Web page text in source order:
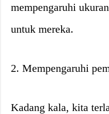
mempengaruhi
untuk mereka.
2. Mempengaruhi
Kadang kala, kita